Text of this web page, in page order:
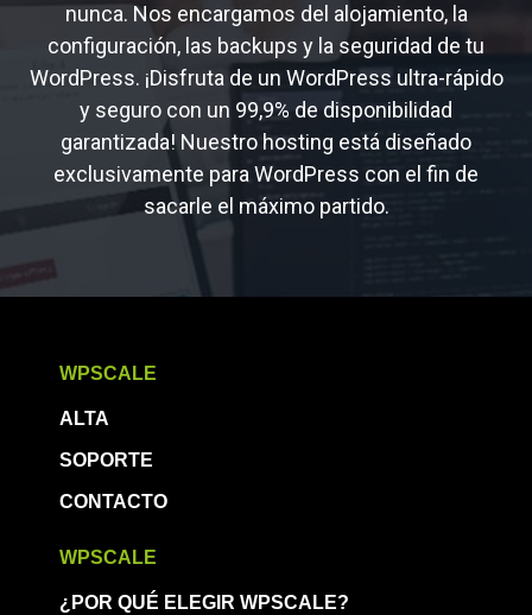
nunca. Nos encargamos del alojamiento, la
configuración, las backups y la seguridad de tu
WordPress. ¡Disfruta de un WordPress ultra-rápido
y seguro con un 99,9% de disponibilidad
garantizada! Nuestro hosting está diseñado
exclusivamente para WordPress con el fin de
sacarle el máximo partido.
WPSCALE
ALTA
SOPORTE
CONTACTO
WPSCALE
¿POR QUÉ ELEGIR WPSCALE?